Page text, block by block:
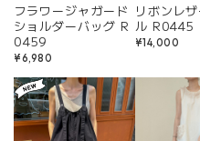
フラワージャガード
ショルダーバッグ R
0459
¥6,980
リボンレ
ル R0445
¥14,000